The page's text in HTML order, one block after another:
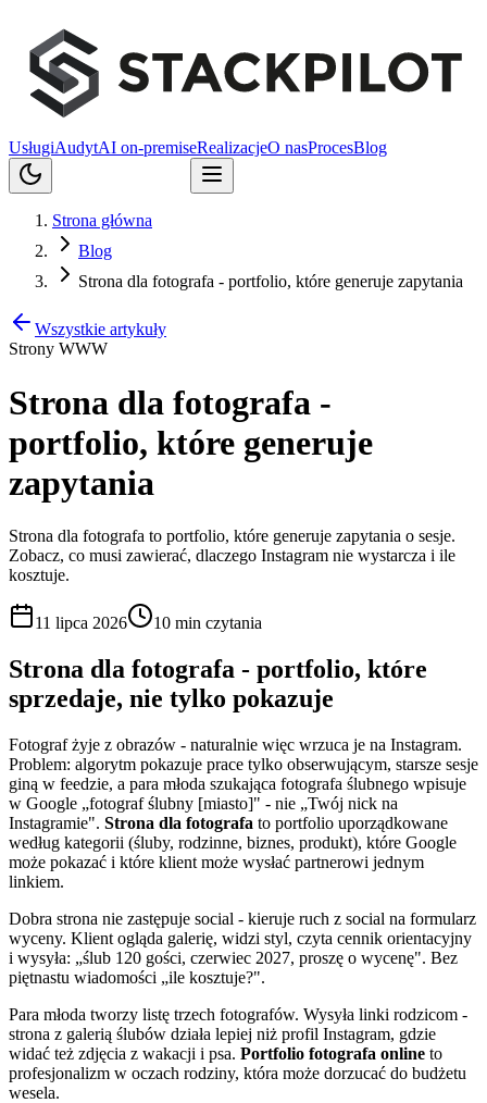
UsługiAudytAI on-premiseRealizacjeO nasProcesBlog
Strona główna
Blog
Strona dla fotografa - portfolio, które generuje zapytania
Wszystkie artykuły
Strony WWW
Strona dla fotografa -
portfolio, które generuje
zapytania
Strona dla fotografa to portfolio, które generuje zapytania o sesje.
Zobacz, co musi zawierać, dlaczego Instagram nie wystarcza i ile
kosztuje.
11 lipca 2026 10 min czytania
Strona dla fotografa - portfolio, które
sprzedaje, nie tylko pokazuje
Fotograf żyje z obrazów - naturalnie więc wrzuca je na Instagram.
Problem: algorytm pokazuje prace tylko obserwującym, starsze sesje
giną w feedzie, a para młoda szukająca fotografa ślubnego wpisuje
w Google „fotograf ślubny [miasto]" - nie „Twój nick na
Instagramie". Strona dla fotografa to portfolio uporządkowane
według kategorii (śluby, rodzinne, biznes, produkt), które Google
może pokazać i które klient może wysłać partnerowi jednym
linkiem.
Dobra strona nie zastępuje social - kieruje ruch z social na formularz
wyceny. Klient ogląda galerię, widzi styl, czyta cennik orientacyjny
i wysyła: „ślub 120 gości, czerwiec 2027, proszę o wycenę". Bez
piętnastu wiadomości „ile kosztuje?".
Para młoda tworzy listę trzech fotografów. Wysyła linki rodzicom -
strona z galerią ślubów działa lepiej niż profil Instagram, gdzie
widać też zdjęcia z wakacji i psa. Portfolio fotografa online to
profesjonalizm w oczach rodziny, która może dorzucać do budżetu
wesela.